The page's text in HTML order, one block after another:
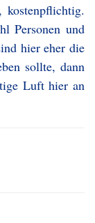
kostenpflichtig.
Personen und
hier eher die
sollte, dann
Luft hier an